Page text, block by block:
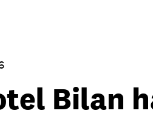
Bilan